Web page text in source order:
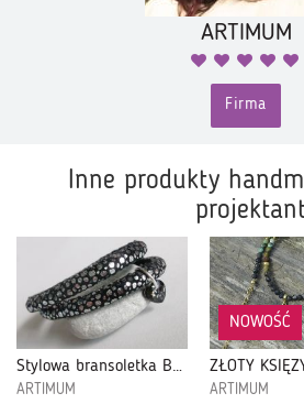
ARTIMUM
Firma
Inne produkty
Stylowa bransoletka BLACK
ARTIMUM
NOWOŚĆ
ARTIMUM